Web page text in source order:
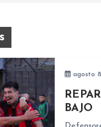
agosto
BAJO